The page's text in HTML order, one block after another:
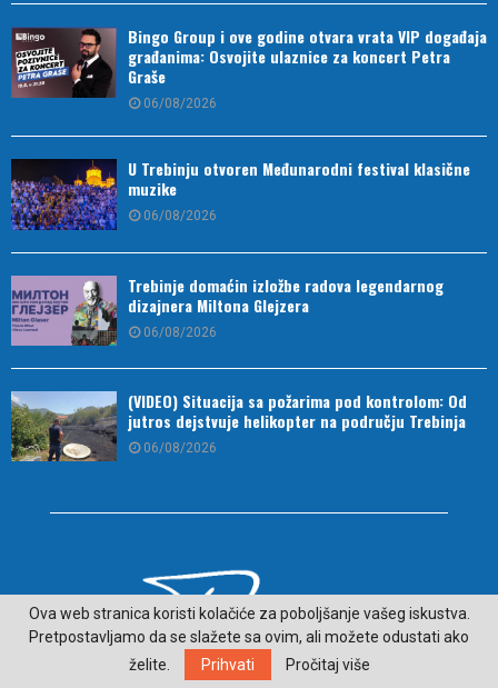
Bingo Group i ove godine otvara vrata VIP događaja
građanima: Osvojite ulaznice za koncert Petra
Graše
06/08/2026
U Trebinju otvoren Međunarodni festival klasične
muzike
06/08/2026
Trebinje domaćin izložbe radova legendarnog
dizajnera Miltona Glejzera
06/08/2026
(VIDEO) Situacija sa požarima pod kontrolom: Od
jutros dejstvuje helikopter na području Trebinja
06/08/2026
Ova web stranica koristi kolačiće za poboljšanje vašeg iskustva.
Pretpostavljamo da se slažete sa ovim, ali možete odustati ako
želite.
Prihvati Pročitaj više